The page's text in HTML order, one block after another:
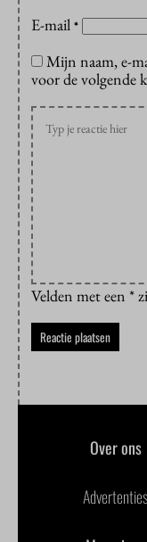
E-mail *
Mijn naam, e-
voor de volgende
Velden met een *
Over ons
Advertenties